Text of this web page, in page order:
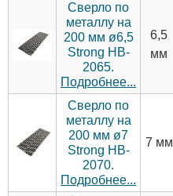
Сверло по
металлу на
200 мм ø6,5
Strong HB-
2065.
Подробнее...
6,5
мм
Сверло по
металлу на
200 мм ø7
Strong HB-
2070.
Подробнее...
7 мм